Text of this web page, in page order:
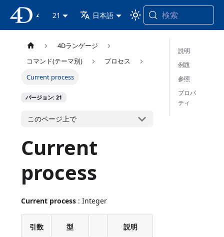
21 日本語 検索
4Dランゲージ
コマンド(テーマ別)
プロセス
Current process
バージョン: 21
このページ上で
Current
process
Current process : Integer
引数 型 説明
説明
例題
参照
プロパ
ティ